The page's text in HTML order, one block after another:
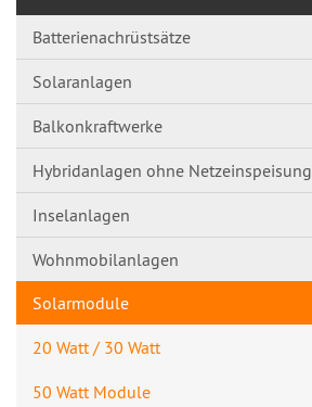
Batterienachrüstsätze
Solaranlagen
Balkonkraftwerke
Hybridanlagen ohne Netzeinspeisung
Inselanlagen
Wohnmobilanlagen
Solarmodule
20 Watt / 30 Watt
50 Watt Module